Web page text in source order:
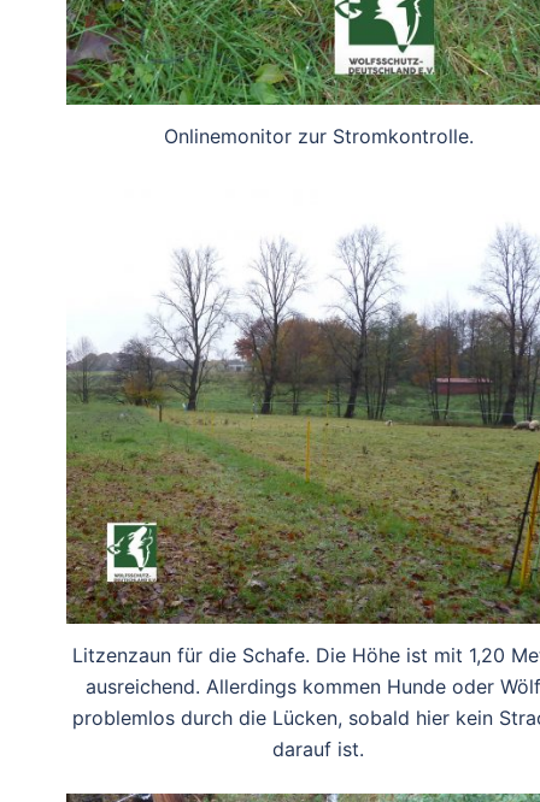
Onlinemonitor zur Stromkontrolle.
Litzenzaun für die Schafe. Die Höhe ist mit 1,20
ausreichend. Allerdings kommen Hunde oder
problemlos durch die Lücken, sobald hier kein
darauf ist.